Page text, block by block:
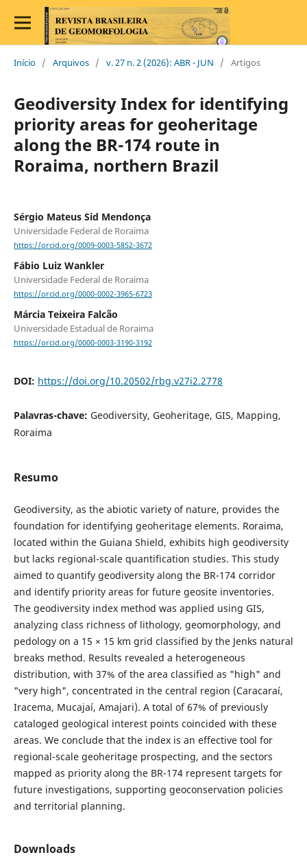
Início / Arquivos / v. 27 n. 2 (2026): ABR - JUN / Artigos
Geodiversity Index for identifying
priority areas for geoheritage
along the BR-174 route in
Roraima, northern Brazil
Sérgio Mateus Sid Mendonça
Universidade Federal de Roraima
https://orcid.org/0009-0003-5852-3672
Fábio Luiz Wankler
Universidade Federal de Roraima
https://orcid.org/0000-0002-3965-6723
Márcia Teixeira Falcão
Universidade Estadual de Roraima
https://orcid.org/0000-0003-3190-3192
DOI: https://doi.org/10.20502/rbg.v27i2.2778
Palavras-chave: Geodiversity, Geoheritage, GIS, Mapping,
Roraima
Resumo
Geodiversity, as the abiotic variety of nature, provides the
foundation for identifying geoheritage elements. Roraima,
located within the Guiana Shield, exhibits high geodiversity
but lacks regional-scale quantification studies. This study
aimed to quantify geodiversity along the BR-174 corridor
and identify priority areas for future geosite inventories.
The geodiversity index method was applied using GIS,
analyzing class richness of lithology, geomorphology, and
pedology on a 15 × 15 km grid classified by the Jenks natural
breaks method. Results revealed a heterogeneous
distribution, with 37% of the area classified as "high" and
"very high", concentrated in the central region (Caracaraí,
Iracema, Mucajaí, Amajari). A total of 67% of previously
cataloged geological interest points coincided with these
areas. We conclude that the index is an effective tool for
regional-scale geoheritage prospecting, and the sectors
mapped as priority along the BR-174 represent targets for
future investigations, supporting geoconservation policies
and territorial planning.
Downloads